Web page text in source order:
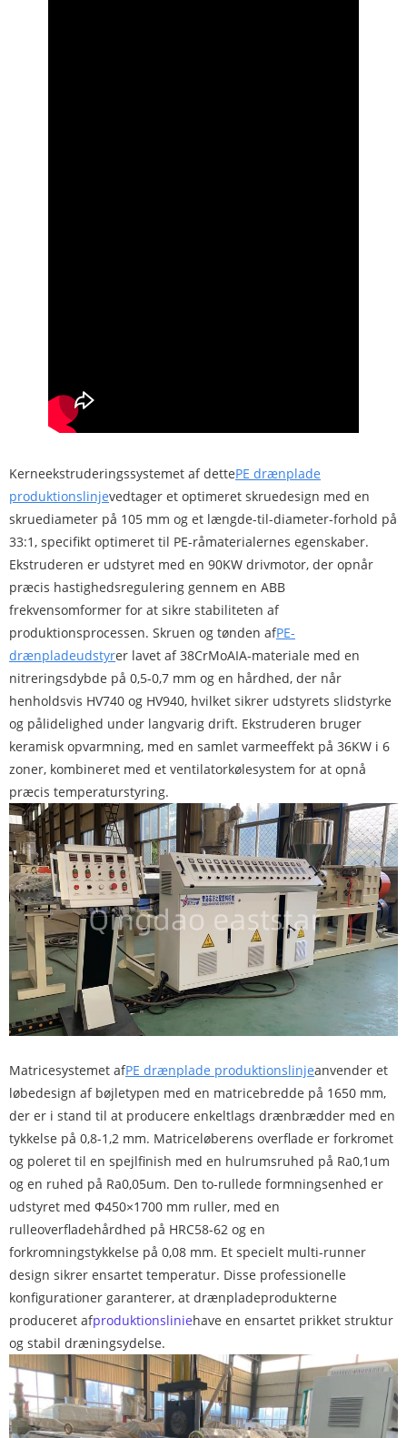
Kerneekstruderingssystemet af dettePE drænplade
produktionslinjevedtager et optimeret skruedesign med en
skruediameter på 105 mm og et længde-til-diameter-forhold på
33:1, specifikt optimeret til PE-råmaterialernes egenskaber.
Ekstruderen er udstyret med en 90KW drivmotor, der opnår
præcis hastighedsregulering gennem en ABB
frekvensomformer for at sikre stabiliteten af ​​
produktionsprocessen. Skruen og tønden afPE-
drænpladeudstyrer lavet af 38CrMoAIA-materiale med en
nitreringsdybde på 0,5-0,7 mm og en hårdhed, der når
henholdsvis HV740 og HV940, hvilket sikrer udstyrets slidstyrke
og pålidelighed under langvarig drift. Ekstruderen bruger
keramisk opvarmning, med en samlet varmeeffekt på 36KW i 6
zoner, kombineret med et ventilatorkølesystem for at opnå
præcis temperaturstyring.
Matricesystemet afPE drænplade produktionslinjeanvender et
løbedesign af bøjletypen med en matricebredde på 1650 mm,
der er i stand til at producere enkeltlags drænbrædder med en
tykkelse på 0,8-1,2 mm. Matriceløberens overflade er forkromet
og poleret til en spejlfinish med en hulrumsruhed på Ra0,1um
og en ruhed på Ra0,05um. Den to-rullede formningsenhed er
udstyret med Φ450×1700 mm ruller, med en
rulleoverfladehårdhed på HRC58-62 og en
forkromningstykkelse på 0,08 mm. Et specielt multi-runner
design sikrer ensartet temperatur. Disse professionelle
konfigurationer garanterer, at drænpladeprodukterne
produceret afproduktionsliniehave en ensartet prikket struktur
og stabil dræningsydelse.